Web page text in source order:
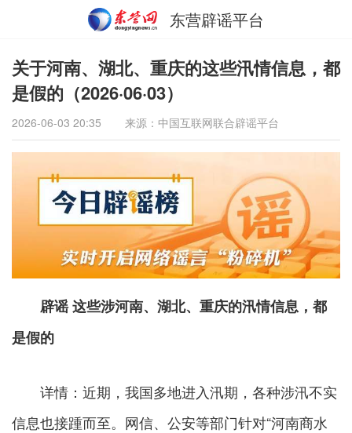
东营辟谣平台
关于河南、湖北、重庆的这些汛情信息，都
是假的（2026·06·03）
2026-06-03 20:35 来源：中国互联网联合辟谣平台
辟谣 这些涉河南、湖北、重庆的汛情信息，都
是假的
详情：近期，我国多地进入汛期，各种涉汛不实
信息也接踵而至。网信、公安等部门针对“河南商水